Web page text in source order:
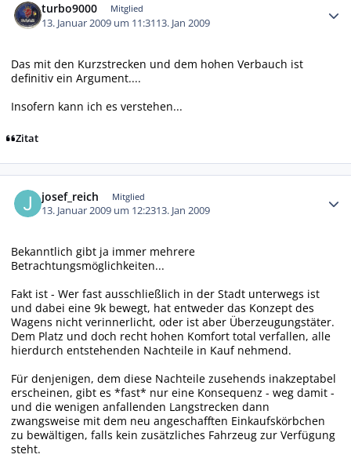
turbo9000 Mitglied
13. Januar 2009 um 11:3113. Jan 2009
Das mit den Kurzstrecken und dem hohen Verbauch ist
definitiv ein Argument....
Insofern kann ich es verstehen...
Zitat
josef_reich Mitglied
13. Januar 2009 um 12:2313. Jan 2009
Bekanntlich gibt ja immer mehrere
Betrachtungsmöglichkeiten...
Fakt ist - Wer fast ausschließlich in der Stadt unterwegs ist
und dabei eine 9k bewegt, hat entweder das Konzept des
Wagens nicht verinnerlicht, oder ist aber Überzeugungstäter.
Dem Platz und doch recht hohen Komfort total verfallen, alle
hierdurch entstehenden Nachteile in Kauf nehmend.
Für denjenigen, dem diese Nachteile zusehends inakzeptabel
erscheinen, gibt es *fast* nur eine Konsequenz - weg damit -
und die wenigen anfallenden Langstrecken dann
zwangsweise mit dem neu angeschafften Einkaufskörbchen
zu bewältigen, falls kein zusätzliches Fahrzeug zur Verfügung
steht.